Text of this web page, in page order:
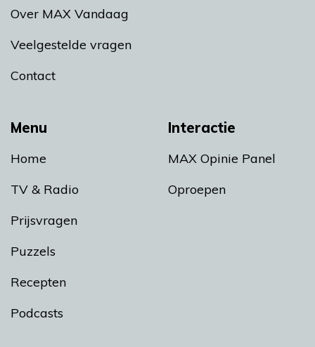
Menu
Home
TV & Radio
Prijsvragen
Puzzels
Recepten
Podcasts
Interactie
MAX Opinie Panel
Oproepen
Over MAX Vandaag
Veelgestelde vragen
Contact